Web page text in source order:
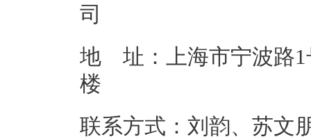
地 址：上海市宁波路1
联系方式：刘韵、苏文